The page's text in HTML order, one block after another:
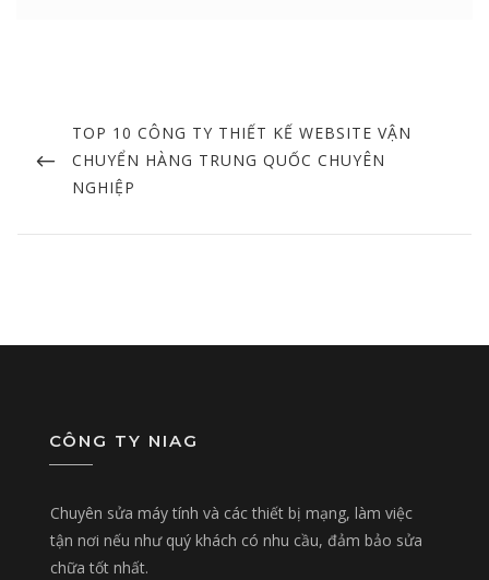
navigation
PREVIOUS
POST
TOP 10 CÔNG TY THIẾT KẾ WEBSITE VẬN
CHUYỂN HÀNG TRUNG QUỐC CHUYÊN
NGHIỆP
CÔNG TY NIAG
Chuyên sửa máy tính và các thiết bị mạng, làm việc
tận nơi nếu như quý khách có nhu cầu, đảm bảo sửa
chữa tốt nhất.